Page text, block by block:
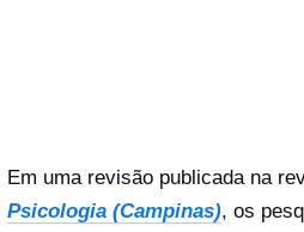
Em uma revisão publicada na
Psicologia (Campinas), os